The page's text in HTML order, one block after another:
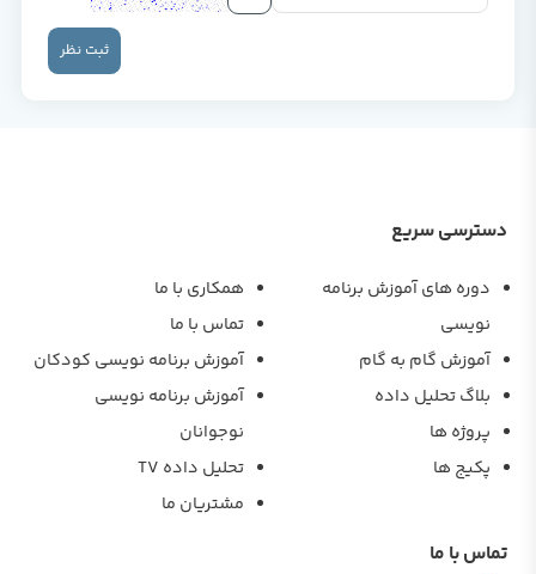
ثبت نظر
دسترسی سریع
دوره های آموزش برنامه
نویسی
آموزش گام به گام
بلاگ تحلیل داده
پروژه ها
پکیج ها
همکاری با ما
تماس با ما
آموزش برنامه نویسی کودکان
آموزش برنامه نویسی
نوجوانان
تحلیل داده TV
مشتریان ما
تماس با ما